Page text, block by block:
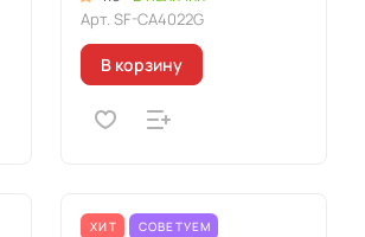
Арт.SF-CA4022G
В корзину
ХИТ СОВЕТУЕМ